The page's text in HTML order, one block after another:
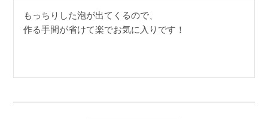
もっちりした泡が出てくるので、
作る手間が省けて楽でお気に入りです！